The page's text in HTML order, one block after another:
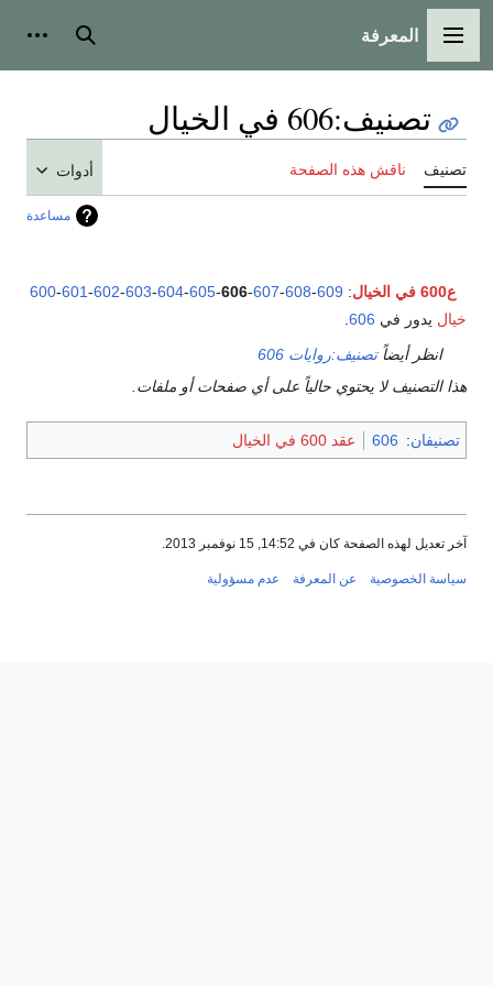
القائمة الرئيسية
المعرفة بحث
تصنيف:606 في الخيال
تصنيف ناقش هذه الصفحة أدوات
مساعدة
ع600 في الخيال :
600-601-602-603-604-605-606-607-608-609
خيال يدور في 606
انظر أيضاًتصنيف:روايات 606
هذا التصنيف لا يحتوي حالياً على أي صفحات أو ملفات.
تصنيفان:
606 عقد 600 في الخيال
آخر تعديل لهذه الصفحة كان في 14:52, 15 نوفمبر 2013.
سياسة الخصوصية عن المعرفة عدم مسؤولية